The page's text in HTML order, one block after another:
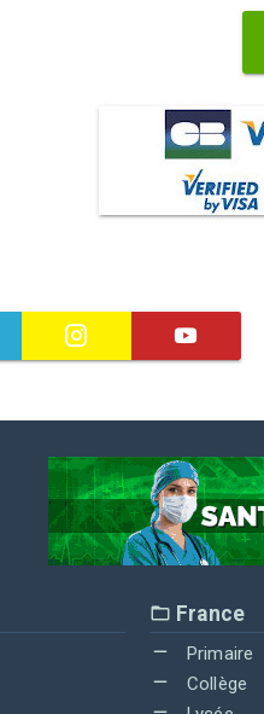
France
Primaire
Collège